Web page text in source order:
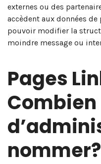
externes ou des
accèdent aux données de
pouvoir modifier la
moindre message ou
Pages
Combien
nommer?